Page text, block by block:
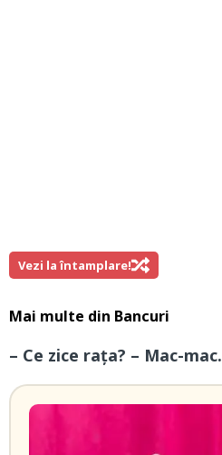
Vezi la întamplare!
Mai multe din Bancuri
– Ce zice rața? – Mac-mac.